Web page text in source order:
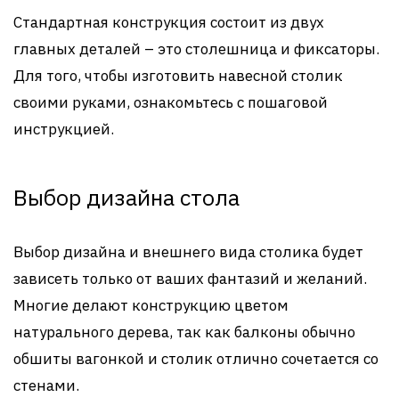
Стандартная конструкция состоит из двух
главных деталей – это столешница и фиксаторы.
Для того, чтобы изготовить навесной столик
своими руками, ознакомьтесь с пошаговой
инструкцией.
Выбор дизайна стола
Выбор дизайна и внешнего вида столика будет
зависеть только от ваших фантазий и желаний.
Многие делают конструкцию цветом
натурального дерева, так как балконы обычно
обшиты вагонкой и столик отлично сочетается со
стенами.